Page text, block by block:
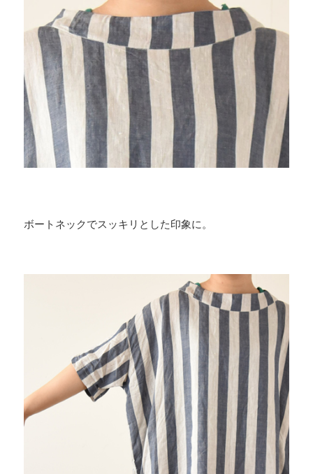
ボートネックでスッキリとした印象に。